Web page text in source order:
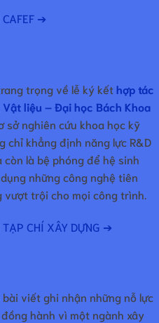
➔
trọng về lễ ký kếthợp tác
liệu – Đại học Bách Khoa
sở nghiên cứu khoa học kỹ
chỉ khẳng định năng lực R&D
là bệ phóng để hệ sinh
những công nghệ tiên
trội cho mọi công trình.
CHÍ XÂY DỰNG ➔
viết ghi nhận những nỗ lực
hành vì một ngành xây